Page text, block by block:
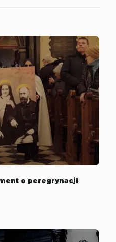
o peregrynacji